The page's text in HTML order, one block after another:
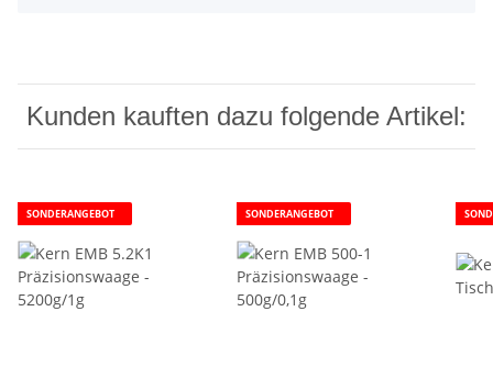
Kunden kauften dazu folgende Artikel:
SONDERANGEBOT SONDERANGEBOT